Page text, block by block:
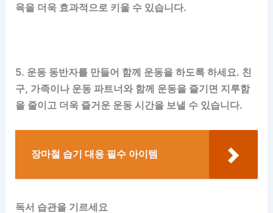
육을 더욱 효과적으로 키울 수 있습니다.
5. 운동 동반자를 만들어 함께 운동을 하도록 하세요. 친
구, 가족이나 운동 파트너와 함께 운동을 즐기면 지루함
을 줄이고 더욱 즐거운 운동 시간을 보낼 수 있습니다.
장마철 습기 대응 필수 아이템
독서 습관을 기르세요